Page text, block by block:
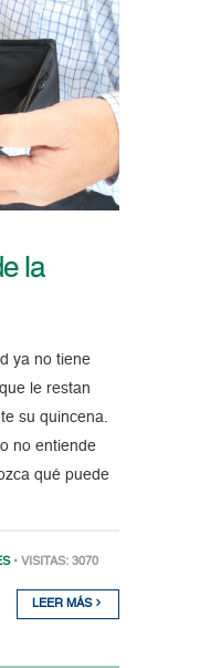
la
ya no tiene
le restan
su quincena.
no entiende
qué puede
• VISITAS: 3070
LEER MÁS